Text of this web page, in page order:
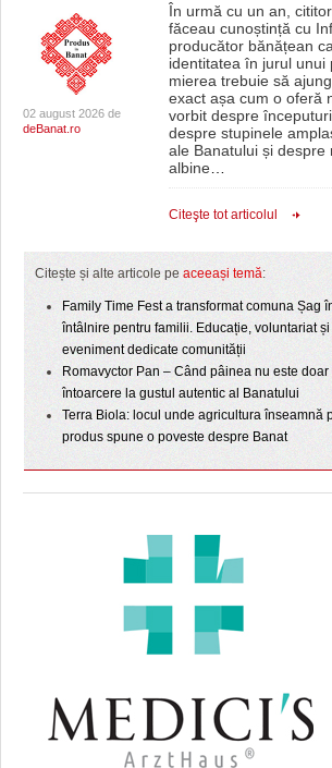
02 august 2026 de
deBanat.ro
În urmă cu un an,
făceau cunoștință cu
producător bănățean
identitatea în jurul unui
mierea trebuie să
exact așa cum o oferă
vorbit despre
despre stupinele
ale Banatului și despre
albine…
Citeşte tot articolul
Citește și alte articole pe aceeași temă:
Family Time Fest a transformat comuna Șag
întâlnire pentru familii. Educație, voluntariat
eveniment dedicate comunității
Romavyctor Pan – Când pâinea nu este
întoarcere la gustul autentic al Banatului
Terra Biola: locul unde agricultura înseamnă
produs spune o poveste despre Banat